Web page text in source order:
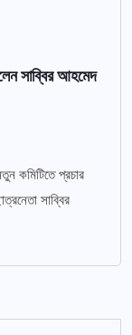
সাব্বির আহমেদ
কমিটিতে প্রচার
সাব্বির